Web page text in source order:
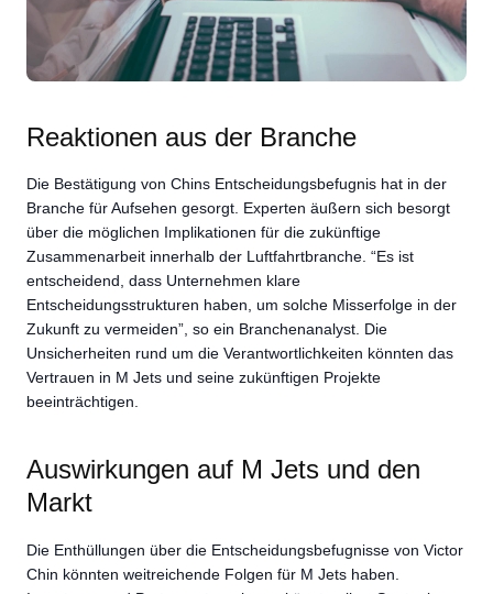
Reaktionen aus der Branche
Die Bestätigung von Chins Entscheidungsbefugnis hat in der
Branche für Aufsehen gesorgt. Experten äußern sich besorgt
über die möglichen Implikationen für die zukünftige
Zusammenarbeit innerhalb der Luftfahrtbranche. “Es ist
entscheidend, dass Unternehmen klare
Entscheidungsstrukturen haben, um solche Misserfolge in der
Zukunft zu vermeiden”, so ein Branchenanalyst. Die
Unsicherheiten rund um die Verantwortlichkeiten könnten das
Vertrauen in M Jets und seine zukünftigen Projekte
beeinträchtigen.
Auswirkungen auf M Jets und den
Markt
Die Enthüllungen über die Entscheidungsbefugnisse von Victor
Chin könnten weitreichende Folgen für M Jets haben.